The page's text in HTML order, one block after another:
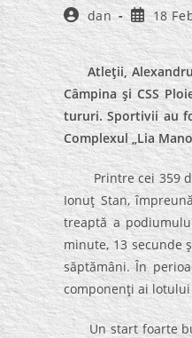
Post
author:
dan
Post18
Atleţii, Alexandru
Câmpina şi CSS
tururi. Sportivii au
Complexul „Lia
Printre cei 359 de
Ionuţ Stan,
treaptă a
minute, 13 secunde
săptămâni. În
componenţi ai lotului
Un start foarte